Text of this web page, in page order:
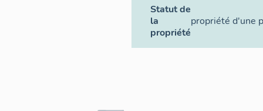
Statut de
la
propriété
propriété d'une